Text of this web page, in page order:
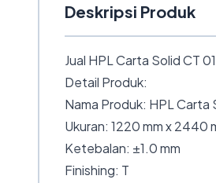
Deskripsi Produk
Jual HPL Carta Solid CT
Detail Produk:
Nama Produk: HPL Carta
Ukuran: 1220 mm x 2440
Ketebalan: ±1.0 mm
Finishing: T